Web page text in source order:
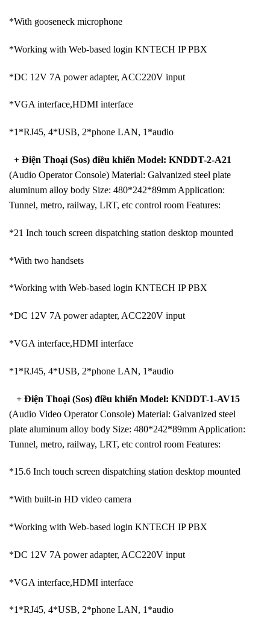
*With gooseneck microphone
*Working with Web-based login KNTECH IP PBX
*DC 12V 7A power adapter, ACC220V input
*VGA interface,HDMI interface
*1*RJ45, 4*USB, 2*phone LAN, 1*audio
+ Điện Thoại (Sos) điều khiển Model: KNDDT-2-A21
(Audio Operator Console) Material: Galvanized steel plate
aluminum alloy body Size: 480*242*89mm Application:
Tunnel, metro, railway, LRT, etc control room Features:
*21 Inch touch screen dispatching station desktop mounted
*With two handsets
*Working with Web-based login KNTECH IP PBX
*DC 12V 7A power adapter, ACC220V input
*VGA interface,HDMI interface
*1*RJ45, 4*USB, 2*phone LAN, 1*audio
+ Điện Thoại (Sos) điều khiển Model: KNDDT-1-AV15
(Audio Video Operator Console) Material: Galvanized steel
plate aluminum alloy body Size: 480*242*89mm Application:
Tunnel, metro, railway, LRT, etc control room Features:
*15.6 Inch touch screen dispatching station desktop mounted
*With built-in HD video camera
*Working with Web-based login KNTECH IP PBX
*DC 12V 7A power adapter, ACC220V input
*VGA interface,HDMI interface
*1*RJ45, 4*USB, 2*phone LAN, 1*audio